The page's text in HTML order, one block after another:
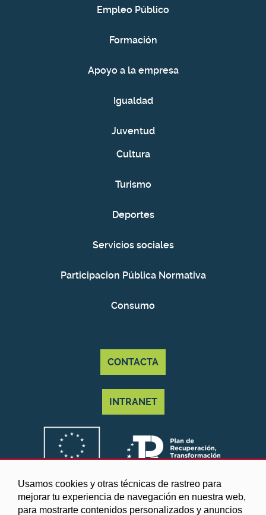
Usamos cookies y otras técnicas de rastreo para
mejorar tu experiencia de navegación en nuestra web,
para mostrarte contenidos personalizados y anuncios
Empleo Público
Formación
Apoyo a la empresa
Igualdad
Juventud
Cultura
Turismo
Deportes
Servicios sociales
Participacion Pública Normativa
Consumo
CONTACTA
INTRANET